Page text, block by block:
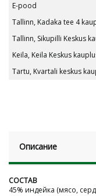
E-pood
Tallinn, Kadaka tee 4
Tallinn, Sikupilli Keskus
Keila, Keila Keskus
Tartu, Kvartali keskus
Описание
СОСТАВ
45% индейка (мясо,